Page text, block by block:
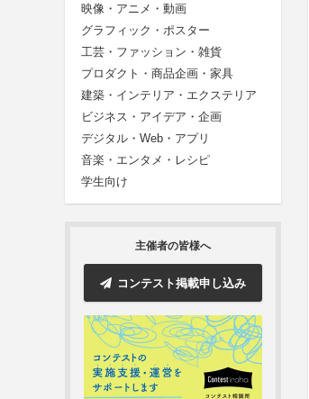
映像・アニメ・動画
グラフィック・ポスター
工芸・ファッション・雑貨
プロダクト・商品企画・家具
建築・インテリア・エクステリア
ビジネス・アイデア・企画
デジタル・Web・アプリ
音楽・エンタメ・レシピ
学生向け
主催者の皆様へ
コンテスト掲載申し込み